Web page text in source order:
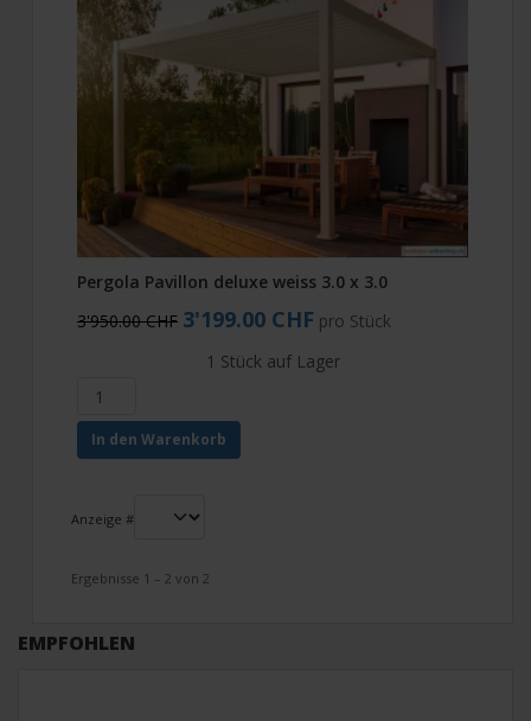
EMPFOHLEN
Pergola Pavillon deluxe weiss 3.0 x 3.0
3'950.00 CHF 3'199.00 CHF pro Stück
1 Stück auf Lager
In den Warenkorb
Anzeige #
Ergebnisse 1 – 2 von 2